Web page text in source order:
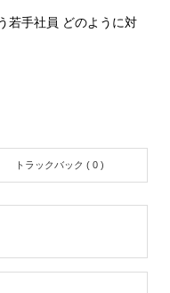
若手社員 どのように対
トラックバック ( 0 )